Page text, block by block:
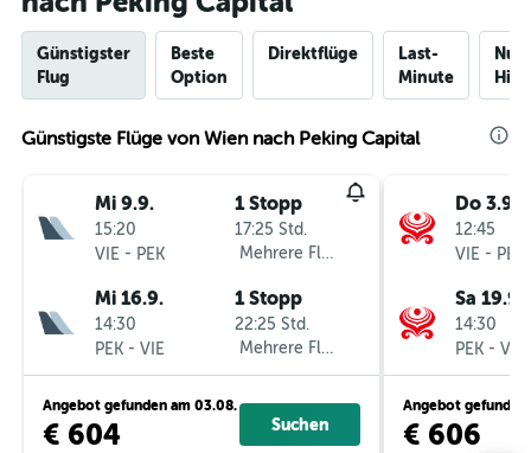
Günstigster
Flug
Beste
Option
Direktflüge
Last-
Minute
Nur
Günstigste Flüge von Wien nach Peking Capital
Mi 9.9.
15:20
VIE - PEK
1 Stopp
17:25 Std.
Mehrere Fluglinien
Mi 16.9.
14:30
PEK - VIE
1 Stopp
22:25 Std.
Mehrere Fluglinien
Angebot gefunden am 03.08.
€ 604 Suchen
Do 3.9.
12:45
VIE - PEK
Sa 19.9.
14:30
PEK - VIE
Angebot gefunden
€ 606